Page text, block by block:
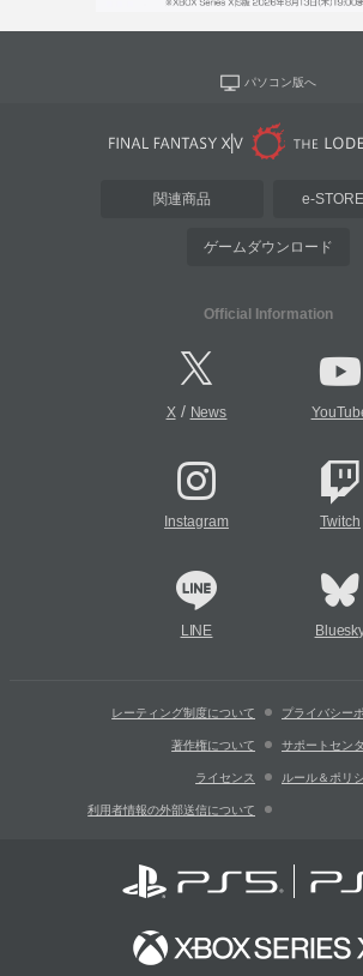
パソコン版へ
関連商品 e-
ゲームダウンロード
Official Information
X/ News
Instagram Twitch
LINE
レーティング制度について プライバシー
著作権について サポートセン
ライセンス ルール＆ポリ
利用者情報の外部送信について